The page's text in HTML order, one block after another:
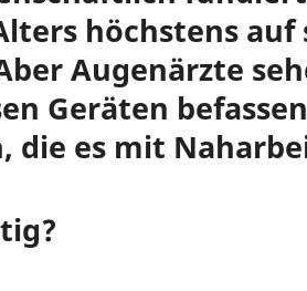
höchstens
Augenärzte
Geräten
die es mit